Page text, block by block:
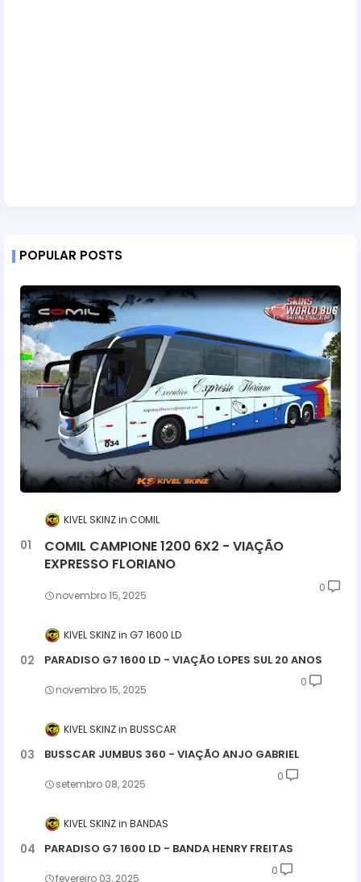
POPULAR POSTS
KIVEL SKINZ COMIL
COMIL CAMPIONE 1200 6X2 - VIAÇÃO
EXPRESSO FLORIANO
novembro 15, 2025
0
KIVEL SKINZ G7 1600 LD
PARADISO G7 1600 LD - VIAÇÃO LOPES SUL 20 ANOS
novembro 15, 2025
0
KIVEL SKINZ BUSSCAR
BUSSCAR JUMBUS 360 - VIAÇÃO ANJO GABRIEL
setembro 08, 2025
0
KIVEL SKINZ BANDAS
PARADISO G7 1600 LD - BANDA HENRY FREITAS
fevereiro 03, 2025
0